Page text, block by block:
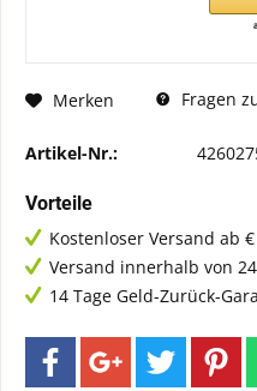
Merken Fragen
Artikel-Nr.:
Vorteile
Kostenloser Versand ab
Versand innerhalb von
14 Tage Geld-Zurück-